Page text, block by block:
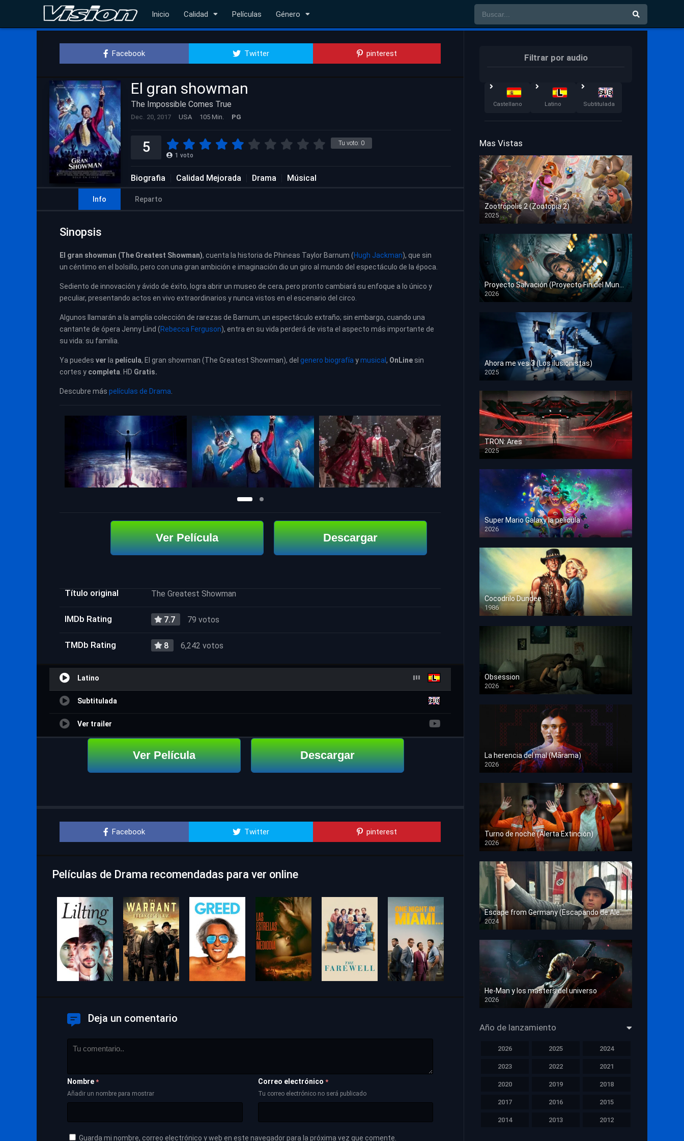
Inicio Calidad Películas Género
Facebook Twitter pinterest
El gran showman
The Impossible Comes True
Dec. 20, 2017 USA 105 Min. PG
Tu voto: 0
5 1 voto
Biografia Calidad Mejorada Drama Músical
Info Reparto
Sinopsis
El gran showman (The Greatest Showman), cuenta la historia de Phineas Taylor Barnum (Hugh Jackman), que sin
un céntimo en el bolsillo, pero con una gran ambición e imaginación dio un giro al mundo del espectáculo de la época.
Sediento de innovación y ávido de éxito, logra abrir un museo de cera, pero pronto cambiará su enfoque a lo único y
peculiar, presentando actos en vivo extraordinarios y nunca vistos en el escenario del circo.
Algunos llamarán a la amplia colección de rarezas de Barnum, un espectáculo extraño; sin embargo, cuando una
cantante de ópera Jenny Lind (Rebecca Ferguson), entra en su vida perderá de vista el aspecto más importante de
su vida: su familia.
Ya puedes ver la película, El gran showman (The Greatest Showman), del genero biografía ymusical , OnLine sin
cortes y completa . HD Gratis.
Descubre más películas de Drama
Ver Película Descargar
Título original The Greatest Showman
IMDb Rating 7.7 79 votos
TMDb Rating 8 6,242 votos
Latino
Subtitulada
Ver trailer
Ver Película Descargar
Facebook Twitter pinterest
Películas de Drama recomendadas para ver online
Deja un comentario
Nombre *
Añadir un nombre para mostrar
Correo electrónico *
Tu correo electrónico no será publicado
Guarda mi nombre, correo electrónico y web en este navegador para la próxima vez que comente.
Filtrar por audio
Castellano Latino Subtitulada
Mas Vistas
Zootrópolis 2 (Zootopia 2)
2025
HD 1080p
Proyecto Salvación (Proyecto Fin del Mundo)
2026
HD 1080p
Ahora me ves 3 (Los ilusionistas)
2025
HD 1080p
TRON: Ares
2025
HD 1080p
Super Mario Galaxy la película
2026
HD 1080p
Cocodrilo Dundee
1986
HD 1080p
Obsession
2026
HD 1080p
La herencia del mal (Mārama)
2026
HD 1080p
Turno de noche (Alerta Extinción)
2026
HD 1080p
Escape from Germany (Escapando de Alemania)
2024
HD 1080p
He-Man y los masters del universo
2026
HD 1080p
Año de lanzamiento
2026 2025 2024
2023 2022 2021
2020 2019 2018
2017 2016 2015
2014 2013 2012